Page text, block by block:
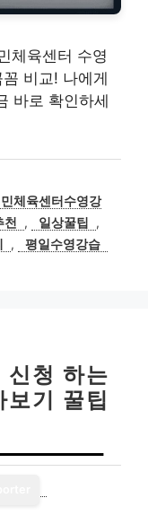
체육센터 수영
비교! 나에게
바로 확인하세
체육센터수영강
천 , 일상꿀팁
,
, 평일수영강습
신청 하는
기 꿀팁